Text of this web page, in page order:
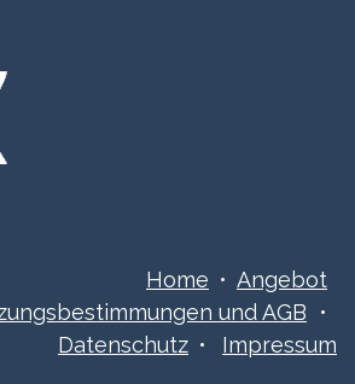
Home • Angebot
​​​und AGB •
Datenschutz • Impressum